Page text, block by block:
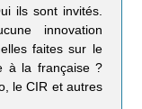
ils sont invités.
innovation
faites sur le
à la française ?
le CIR et autres